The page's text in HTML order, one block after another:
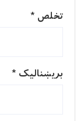
تخلص*
بریښنالیک*